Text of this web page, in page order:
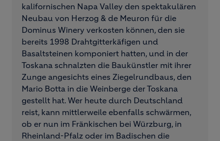
kalifornischen Napa Valley den spektakulären
Neubau von Herzog & de Meuron für die
Dominus Winery verkosten können, den sie
bereits 1998 Drahtgitterkäfigen und
Basaltsteinen komponiert hatten, und in der
Toskana schnalzten die Baukünstler mit ihrer
Zunge angesichts eines Ziegelrundbaus, den
Mario Botta in die Weinberge der Toskana
gestellt hat. Wer heute durch Deutschland
reist, kann mittlerweile ebenfalls schwärmen,
ob er nun im Fränkischen bei Würzburg, in
Rheinland-Pfalz oder im Badischen die